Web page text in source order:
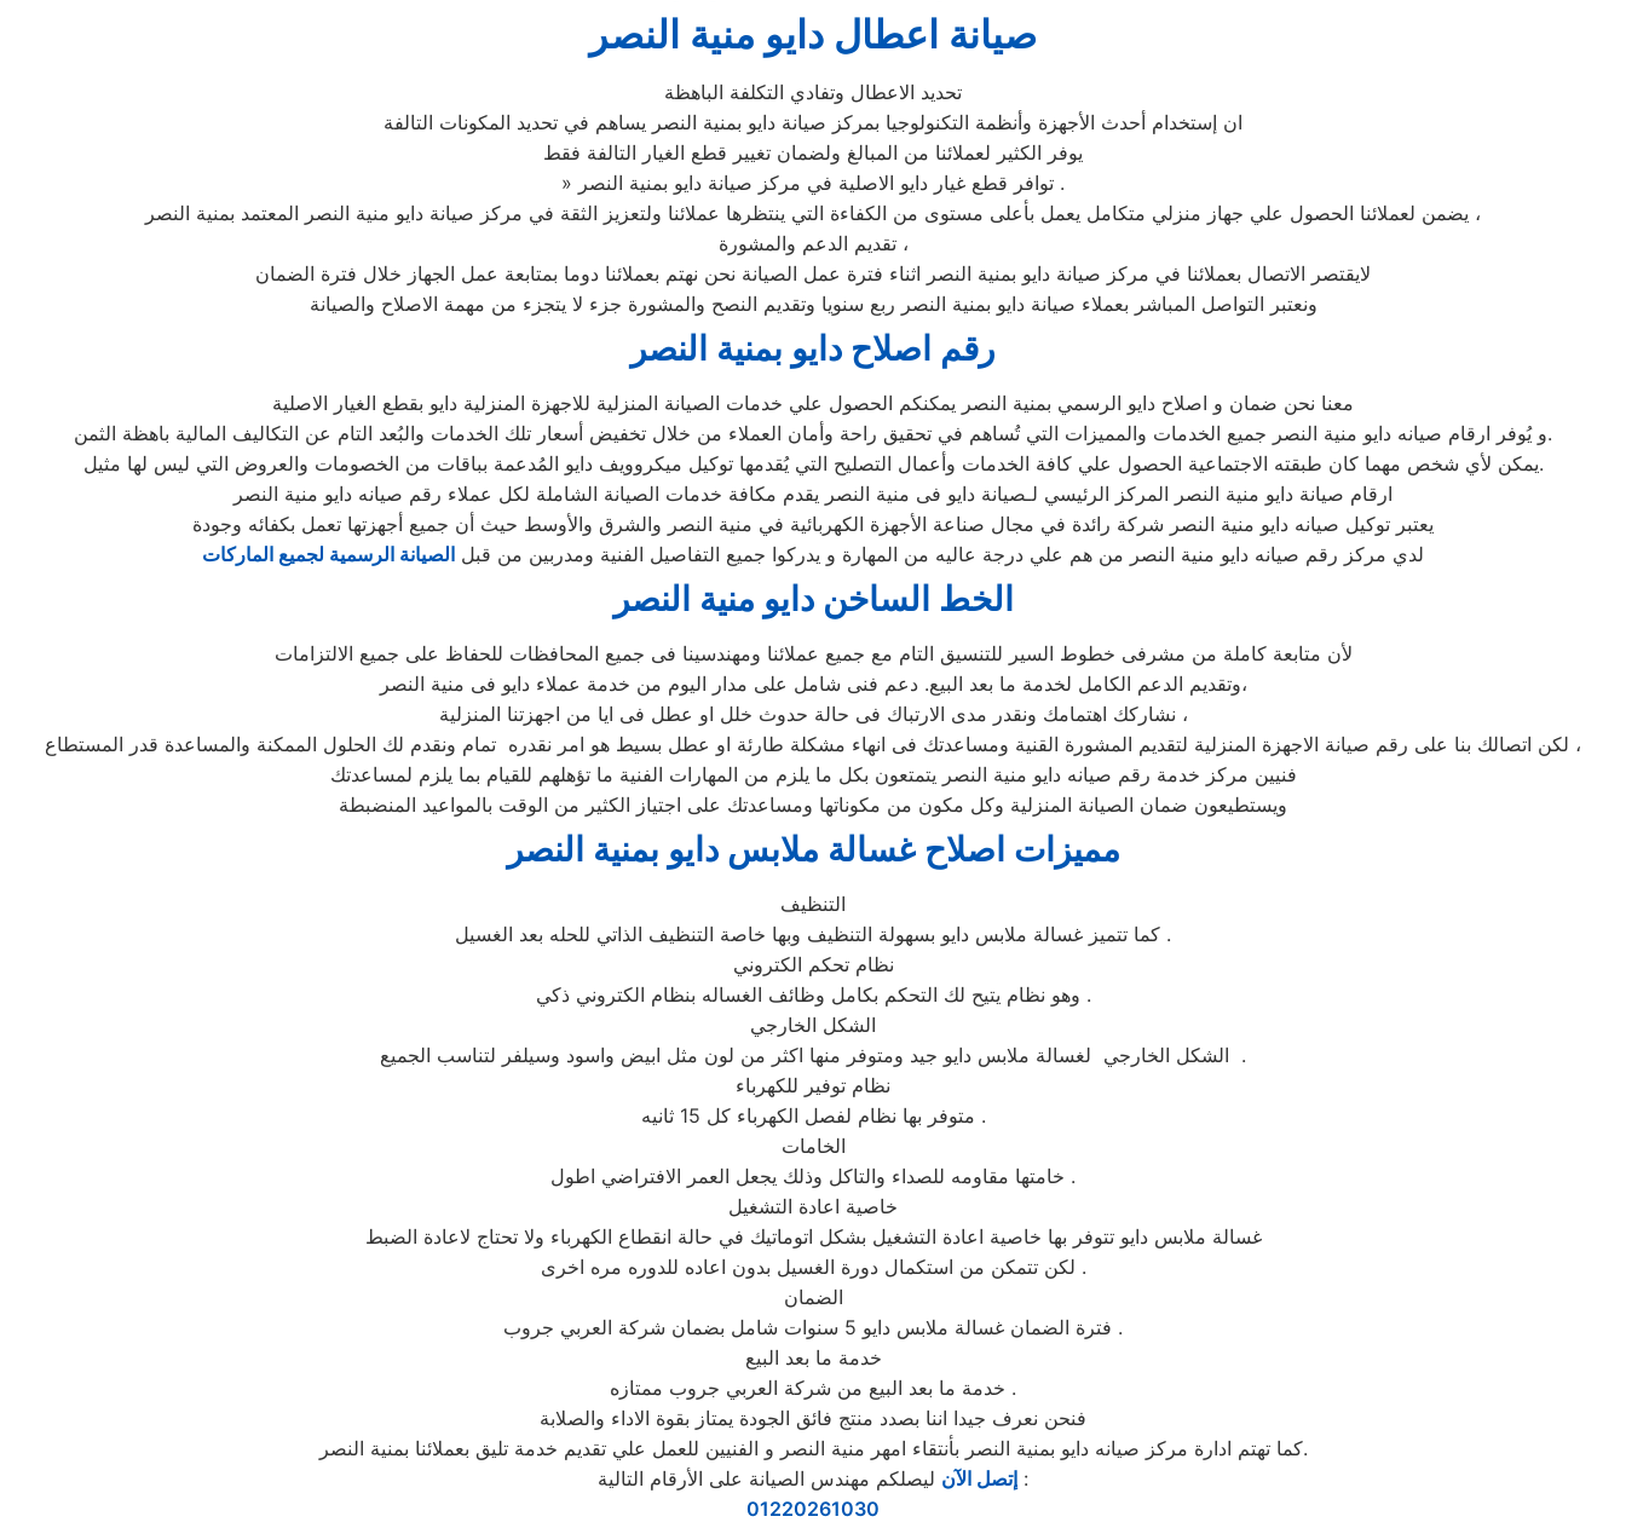
صيانة اعطال دايو منية النصر
تحديد الاعطال وتفادي التكلفة الباهظة
ان إستخدام أحدث الأجهزة وأنظمة التكنولوجيا بمركز صيانة دايو بمنية النصر يساهم في تحديد المكونات التالفة
يوفر الكثير لعملائنا من المبالغ ولضمان تغيير قطع الغيار التالفة فقط
» توافر قطع غيار دايو الاصلية في مركز صيانة دايو بمنية النصر .
يضمن لعملائنا الحصول علي جهاز منزلي متكامل يعمل بأعلى مستوى من الكفاءة التي ينتظرها عملائنا ولتعزيز الثقة في مركز صيانة دايو منية النصر المعتمد بمنية النصر ،
تقديم الدعم والمشورة ،
لايقتصر الاتصال بعملائنا في مركز صيانة دايو بمنية النصر اثناء فترة عمل الصيانة نحن نهتم بعملائنا دوما بمتابعة عمل الجهاز خلال فترة الضمان
ونعتبر التواصل المباشر بعملاء صيانة دايو بمنية النصر ربع سنويا وتقديم النصح والمشورة جزء لا يتجزء من مهمة الاصلاح والصيانة
رقم اصلاح دايو بمنية النصر
معنا نحن ضمان و اصلاح دايو الرسمي بمنية النصر يمكنكم الحصول علي خدمات الصيانة المنزلية للاجهزة المنزلية دايو بقطع الغيار الاصلية
و يُوفر ارقام صيانه دايو منية النصر جميع الخدمات والمميزات التي تُساهم في تحقيق راحة وأمان العملاء من خلال تخفيض أسعار تلك الخدمات والبُعد التام عن التكاليف المالية باهظة الثمن.
يمكن لأي شخص مهما كان طبقته الاجتماعية الحصول علي كافة الخدمات وأعمال التصليح التي يُقدمها توكيل ميكروويف دايو المُدعمة بباقات من الخصومات والعروض التي ليس لها مثيل.
ارقام صيانة دايو منية النصر المركز الرئيسي لـصيانة دايو فى منية النصر يقدم مكافة خدمات الصيانة الشاملة لكل عملاء رقم صيانه دايو منية النصر
يعتبر توكيل صيانه دايو منية النصر شركة رائدة في مجال صناعة الأجهزة الكهربائية في منية النصر والشرق والأوسط حيث أن جميع أجهزتها تعمل بكفائه وجودة
لدي مركز رقم صيانه دايو منية النصر من هم علي درجة عاليه من المهارة و يدركوا جميع التفاصيل الفنية ومدربين من قبل الصيانة الرسمية لجميع الماركات
الخط الساخن دايو منية النصر
لأن متابعة كاملة من مشرفى خطوط السير للتنسيق التام مع جميع عملائنا ومهندسينا فى جميع المحافظات للحفاظ على جميع الالتزامات
وتقديم الدعم الكامل لخدمة ما بعد البيع. دعم فنى شامل على مدار اليوم من خدمة عملاء دايو فى منية النصر،
نشاركك اهتمامك ونقدر مدى الارتباك فى حالة حدوث خلل او عطل فى ايا من اجهزتنا المنزلية ،
لكن اتصالك بنا على رقم صيانة الاجهزة المنزلية لتقديم المشورة القنية ومساعدتك فى انهاء مشكلة طارئة او عطل بسيط هو امر نقدره تمام ونقدم لك الحلول الممكنة والمساعدة قدر المستطاع ،
فنيين مركز خدمة رقم صيانه دايو منية النصر يتمتعون بكل ما يلزم من المهارات الفنية ما تؤهلهم للقيام بما يلزم لمساعدتك
ويستطيعون ضمان الصيانة المنزلية وكل مكون من مكوناتها ومساعدتك على اجتياز الكثير من الوقت بالمواعيد المنضبطة
مميزات اصلاح غسالة ملابس دايو بمنية النصر
التنظيف
كما تتميز غسالة ملابس دايو بسهولة التنظيف وبها خاصة التنظيف الذاتي للحله بعد الغسيل .
نظام تحكم الكتروني
وهو نظام يتيح لك التحكم بكامل وظائف الغساله بنظام الكتروني ذكي .
الشكل الخارجي
الشكل الخارجي لغسالة ملابس دايو جيد ومتوفر منها اكثر من لون مثل ابيض واسود وسيلفر لتناسب الجميع .
نظام توفير للكهرباء
متوفر بها نظام لفصل الكهرباء كل 15 ثانيه .
الخامات
خامتها مقاومه للصداء والتاكل وذلك يجعل العمر الافتراضي اطول .
خاصية اعادة التشغيل
غسالة ملابس دايو تتوفر بها خاصية اعادة التشغيل بشكل اتوماتيك في حالة انقطاع الكهرباء ولا تحتاج لاعادة الضبط
لكن تتمكن من استكمال دورة الغسيل بدون اعاده للدوره مره اخرى .
الضمان
فترة الضمان غسالة ملابس دايو 5 سنوات شامل بضمان شركة العربي جروب .
خدمة ما بعد البيع
خدمة ما بعد البيع من شركة العربي جروب ممتازه .
فنحن نعرف جيدا اننا بصدد منتج فائق الجودة يمتاز بقوة الاداء والصلابة
كما تهتم ادارة مركز صيانه دايو بمنية النصر بأنتقاء امهر منية النصر و الفنيين للعمل علي تقديم خدمة تليق بعملائنا بمنية النصر.
إتصل الآن ليصلكم مهندس الصيانة على الأرقام التالية :
01220261030